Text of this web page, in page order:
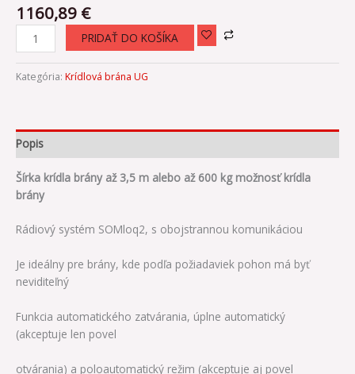
1160,89 €
PRIDAŤ DO KOŠÍKA
Kategória: Krídlová brána UG
Popis
Šírka krídla brány až 3,5 m alebo až 600 kg možnosť krídla
brány
Rádiový systém SOMloq2, s obojstrannou komunikáciou
Je ideálny pre brány, kde podľa požiadaviek pohon má byť
neviditeľný
Funkcia automatického zatvárania, úplne automatický
(akceptuje len povel
otvárania) a poloautomatický režim (akceptuje aj povel